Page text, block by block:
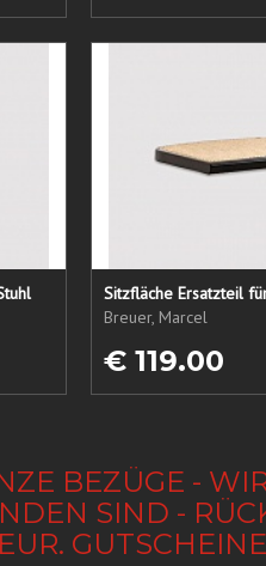
Sitzfläche Ersatzteil
Breuer, Marcel
€ 119.00
BEZÜGE -
SIND -